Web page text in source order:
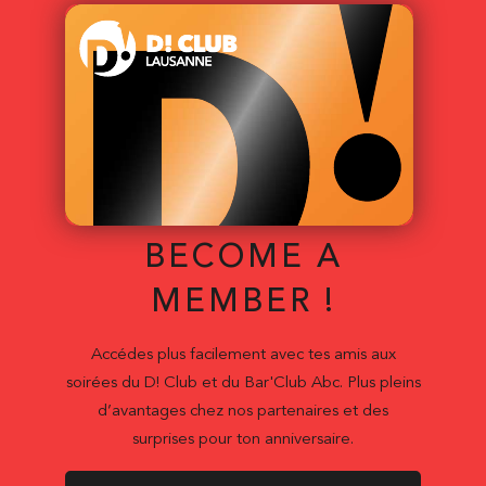
BECOME A
MEMBER !
Accédes plus facilement avec tes amis aux
soirées du D! Club et du Bar'Club Abc. Plus pleins
d’avantages chez nos partenaires et des
surprises pour ton anniversaire.